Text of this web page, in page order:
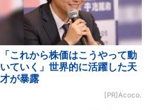
「これから株価はこうやって動
いていく」世界的に活躍した天
才が暴露
[PR]Acoco.